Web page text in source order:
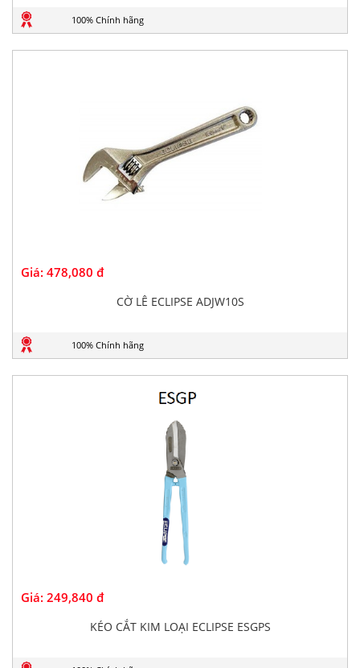
100% Chính hãng
Giá: 478,080 đ
CỜ LÊ ECLIPSE ADJW10S
100% Chính hãng
Giá: 249,840 đ
KÉO CẮT KIM LOẠI ECLIPSE ESGPS